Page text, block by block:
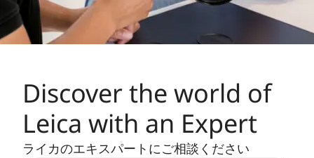
Discover the world of
Leica with an Expert
ライカのエキスパートにご相談ください